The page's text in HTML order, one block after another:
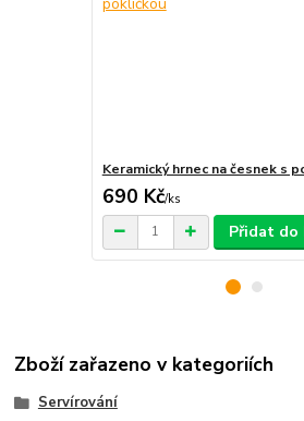
Keramický hrnec na česnek s
690 Kč/ks
Přidat do
Zboží zařazeno v kategoriích
Servírování